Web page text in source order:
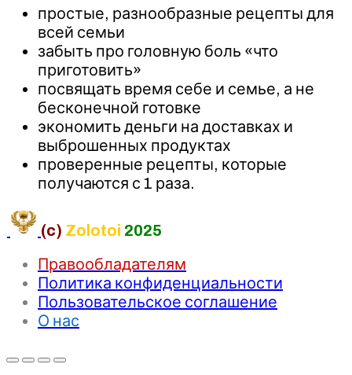
простые, разнообразные рецепты для
всей семьи
забыть про головную боль «что
приготовить»
посвящать время себе и семье, а не
бесконечной готовке
экономить деньги на доставках и
выброшенных продуктах
проверенные рецепты, которые
получаются с 1 раза.
(c) Zolotoi 2025
Правообладателям
Политика конфиденциальности
Пользовательское соглашение
О нас